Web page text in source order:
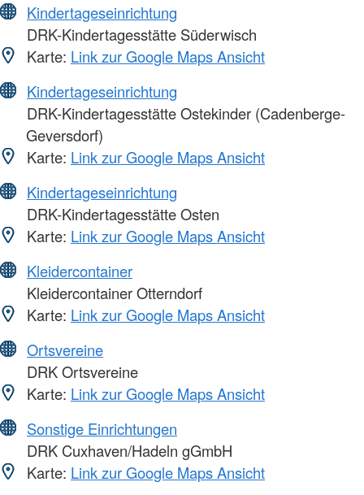
Kindertageseinrichtung
DRK-Kindertagesstätte Süderwisch
Karte: Link zur Google Maps Ansicht
Kindertageseinrichtung
DRK-Kindertagesstätte Ostekinder (Cadenberge-
Geversdorf)
Karte: Link zur Google Maps Ansicht
Kindertageseinrichtung
DRK-Kindertagesstätte Osten
Karte: Link zur Google Maps Ansicht
Kleidercontainer
Kleidercontainer Otterndorf
Karte: Link zur Google Maps Ansicht
Ortsvereine
DRK Ortsvereine
Karte: Link zur Google Maps Ansicht
Sonstige Einrichtungen
DRK Cuxhaven/Hadeln gGmbH
Karte: Link zur Google Maps Ansicht